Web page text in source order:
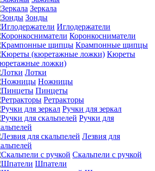
Зеркала
Зонды
Иглодержатели
Коронкосниматели
Крампонные щипцы
Кюреты
ложки)
Лотки
Ножницы
Пинцеты
Ретракторы
Ручки для зеркал
Ручки для
Лезвия для
Скальпели с ручкой
Шпатели